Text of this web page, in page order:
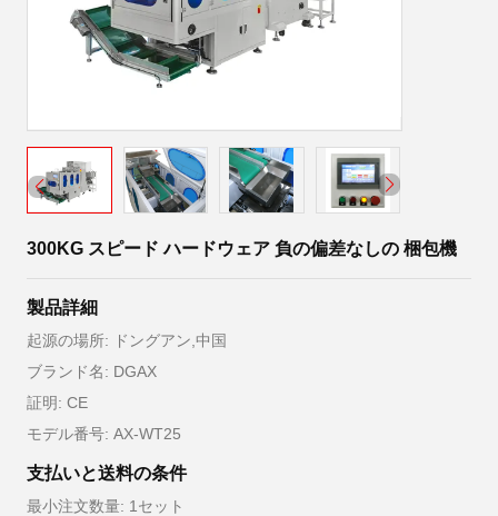
300KG スピード ハードウェア 負の偏差なしの 梱包機
製品詳細
起源の場所: ドングアン,中国
ブランド名: DGAX
証明: CE
モデル番号: AX-WT25
支払いと送料の条件
最小注文数量: 1セット